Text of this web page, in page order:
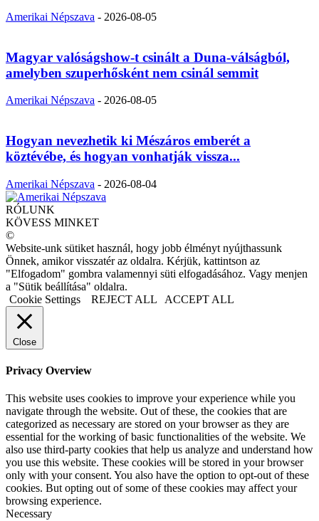
Amerikai Népszava - 2026-08-05
Magyar valóságshow-t csinált a Duna-válságból,
amelyben szuperhősként nem csinál semmit
Amerikai Népszava - 2026-08-05
Hogyan nevezhetik ki Mészáros emberét a
köztévébe, és hogyan vonhatják vissza...
Amerikai Népszava - 2026-08-04
RÓLUNK
KÖVESS MINKET
©
Website-unk sütiket használ, hogy jobb élményt nyújthassunk
Önnek, amikor visszatér az oldalra. Kérjük, kattintson az
"Elfogadom" gombra valamennyi süti elfogadásához. Vagy menjen
a "Sütik beállítása" oldalra.
Cookie Settings
REJECT ALL ACCEPT ALL
Close
Privacy Overview
This website uses cookies to improve your experience while you
navigate through the website. Out of these, the cookies that are
categorized as necessary are stored on your browser as they are
essential for the working of basic functionalities of the website. We
also use third-party cookies that help us analyze and understand how
you use this website. These cookies will be stored in your browser
only with your consent. You also have the option to opt-out of these
cookies. But opting out of some of these cookies may affect your
browsing experience.
Necessary